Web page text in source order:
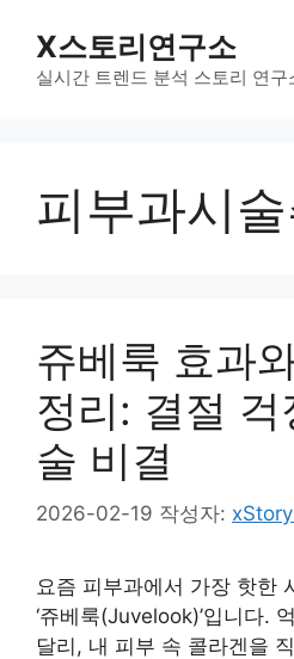
X스토리연구소
실시간 트렌드 분석 스토리 연구
피부과시
쥬베룩 효과
정리: 결절 걱
술 비결
2026-02-19 작성자:
요즘 피부과에서 가장 핫한
‘쥬베룩(Juvelook)’입니다.
달리, 내 피부 속 콜라겐을